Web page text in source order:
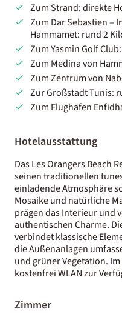
Zum Strand: direkte
Zum Dar Sebastien –
Hammamet: rund 2
Zum Yasmin Golf
Zum Medina von
Zum Zentrum von
Zur Großstadt Tunis:
Zum Flughafen
Hotelausstattung
Das Les Orangers Beach
seinen traditionellen
einladende Atmosphäre
Mosaike und natürliche
prägen das Interieur und
authentischen Charme.
verbindet klassische
die Außenanlagen
und grüner Vegetation.
kostenfrei WLAN zur
Zimmer